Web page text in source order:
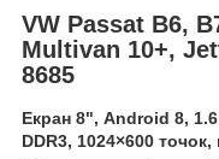
VW Passat B6,
Multivan 10+,
8685
Екран 8", Android 8,
DDR3, 1024×600